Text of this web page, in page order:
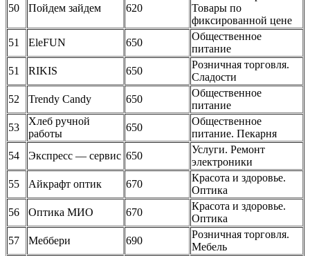
50 Пойдем зайдем 620
Товары по
фиксированной цене
51
EleFUN 650
Общественное
питание
51
RIKIS 650
Розничная торговля.
Сладости
52
Trendy Candy 650
Общественное
питание
53
Хлеб ручной
работы
650
Общественное
питание. Пекарня
54
Экспресс — сервис 650
Услуги. Ремонт
электроники
55
Айкрафт оптик 670
Красота и здоровье.
Оптика
56
Оптика МИО 670
Красота и здоровье.
Оптика
57
Меббери 690
Розничная торговля.
Мебель